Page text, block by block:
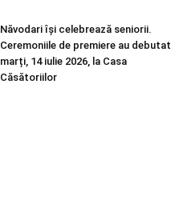
Năvodari își celebrează seniorii.
Ceremoniile de premiere au debutat
marți, 14 iulie 2026, la Casa
Căsătoriilor